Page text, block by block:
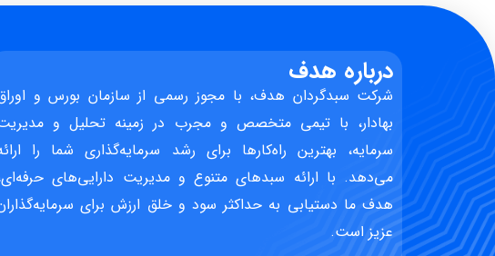
درباره هدف
شرکت سبدگردان هدف، با مجوز رسمی از سازمان بورس و
بهادار، با تیمی متخصص و مجرب در زمینه تحلیل و
سرمایه، بهترین راه‌کارها برای رشد سرمایه‌گذاری شما را
می‌دهد. با ارائه سبدهای متنوع و مدیریت دارایی‌های
هدف ما دستیابی به حداکثر سود و خلق ارزش برای
عزیز است.